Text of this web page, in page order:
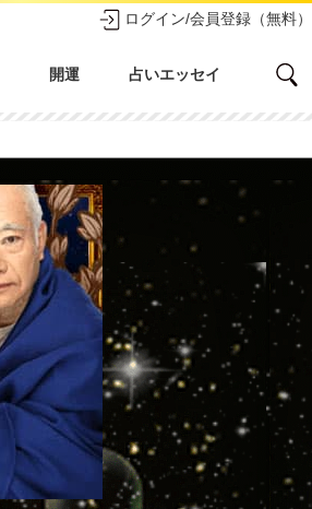
ログイン/会員登録（無料）
開運 占いエッセイ